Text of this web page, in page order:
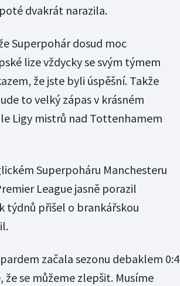
dvakrát narazila.
Superpohár dosud moc
lize vždycky se svým týmem
že jste byli úspěšní. Takže
to velký zápas v krásném
Ligy mistrů nad Tottenhamem
Superpoháru Manchesteru
League jasně porazil
týdnů přišel o brankářskou
začala sezonu debaklem 0:4
se můžeme zlepšit. Musíme